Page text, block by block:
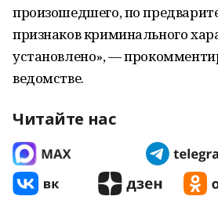
произошедшего, по
признаков криминального
установлено», —
ведомстве.
Читайте нас